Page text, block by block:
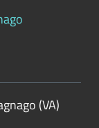
(VA)